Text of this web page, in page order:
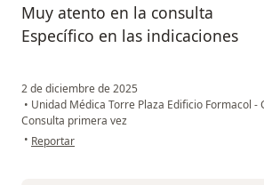
Muy atento en la consulta
Específico en las indicaciones
2 de diciembre de 2025
• Unidad Médica Torre Plaza Edificio Formacol -
Consulta primera vez
• en opinión del usuario Andrés Estrada
Reportar